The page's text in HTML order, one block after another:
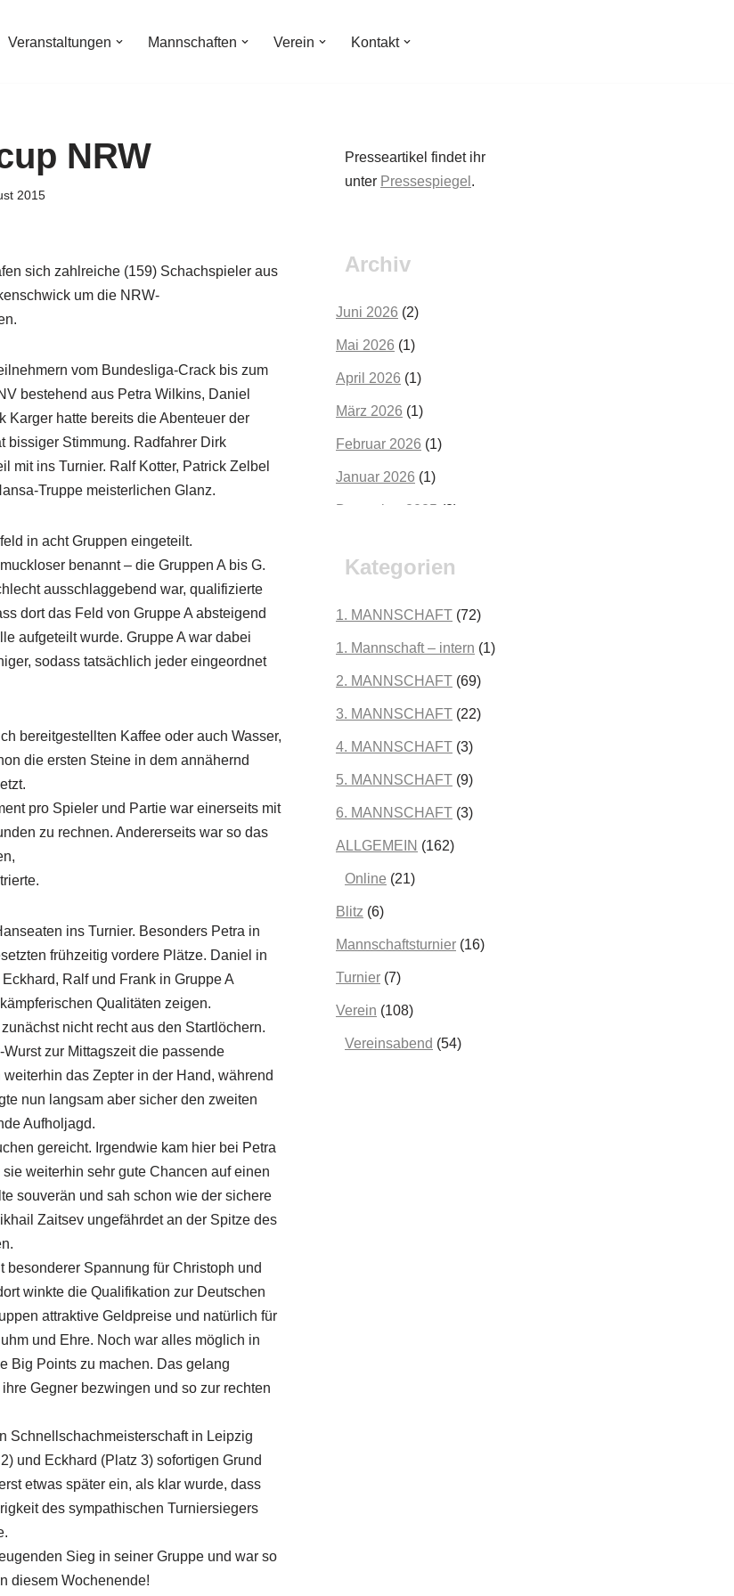
Veranstaltungen Mannschaften Verein Kontakt
NRW
2015
sich zahlreiche (159) Schachspieler aus
um die NRW-
vom Bundesliga-Crack bis zum
bestehend aus Petra Wilkins, Daniel
Karger hatte bereits die Abenteuer der
bissiger Stimmung. Radfahrer Dirk
mit ins Turnier. Ralf Kotter, Patrick Zelbel
Truppe meisterlichen Glanz.
in acht Gruppen eingeteilt.
benannt – die Gruppen A bis G.
ausschlaggebend war, qualifizierte
dort das Feld von Gruppe A absteigend
aufgeteilt wurde. Gruppe A war dabei
sodass tatsächlich jeder eingeordnet
bereitgestellten Kaffee oder auch Wasser,
die ersten Steine in dem annähernd
pro Spieler und Partie war einerseits mit
zu rechnen. Andererseits war so das
ins Turnier. Besonders Petra in
frühzeitig vordere Plätze. Daniel in
Ralf und Frank in Gruppe A
Qualitäten zeigen.
nicht recht aus den Startlöchern.
zur Mittagszeit die passende
das Zepter in der Hand, während
nun langsam aber sicher den zweiten
Aufholjagd.
gereicht. Irgendwie kam hier bei Petra
weiterhin sehr gute Chancen auf einen
souverän und sah schon wie der sichere
Zaitsev ungefährdet an der Spitze des
Spannung für Christoph und
winkte die Qualifikation zur Deutschen
attraktive Geldpreise und natürlich für
und Ehre. Noch war alles möglich in
Big Points zu machen. Das gelang
Gegner bezwingen und so zur rechten
Schnellschachmeisterschaft in Leipzig
und Eckhard (Platz 3) sofortigen Grund
etwas später ein, als klar wurde, dass
des sympathischen Turniersiegers
Sieg in seiner Gruppe und war so
diesem Wochenende!
Presseartikel findet ihr
unter Pressespiegel .
Archiv
Juni 2026 (2)
Mai 2026 (1)
April 2026 (1)
März 2026 (1)
Februar 2026 (1)
Januar 2026 (1)
Dezember 2025 (2)
September 2025(3)
August 2025(2)
Juli 2025(3)
Juni 2025(1)
Mai 2025(1)
April 2025(3)
März 2025(3)
Februar 2025 (2)
Januar 2025 (2)
Dezember 2024
November 2024
Oktober 2024(2)
September 2024
August 2024
Juni 2024(1)
Kategorien
1. MANNSCHAFT (72)
1. Mannschaft – intern (1)
2. MANNSCHAFT (69)
3. MANNSCHAFT (22)
4. MANNSCHAFT (3)
5. MANNSCHAFT (9)
6. MANNSCHAFT (3)
ALLGEMEIN (162)
Online (21)
Blitz (6)
Mannschaftsturnier (16)
Turnier (7)
Verein (108)
Vereinsabend (54)